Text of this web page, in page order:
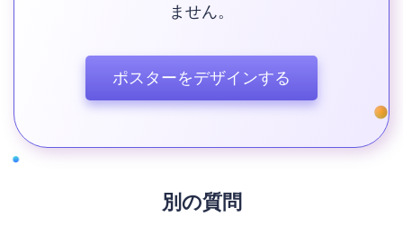
ません。
ポスターをデザインする
別の質問